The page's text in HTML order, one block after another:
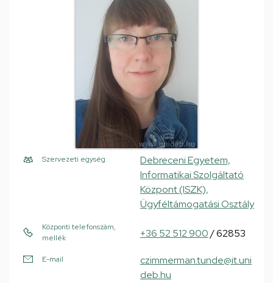
Szervezeti egység
Debreceni Egyetem,
Informatikai Szolgáltató
Központ (ISZK),
Ügyféltámogatási Osztály
Központi telefonszám,
mellék
+36 52 512 900/ 62853
E-mail
czimmerman.tunde@it.uni
deb.hu